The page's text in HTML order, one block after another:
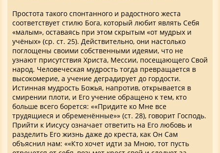
Простота такого спонтанного и радостного жеста
соответствует стилю Бога, который любит являть Себя
«малым», оставаясь при этом скрытым «от мудрых и
учёных» (ср. ст. 25). Действительно, они настолько
поглощены своими собственными идеями, что не
узнают присутствия Христа, Мессии, посещающего Свой
народ. Человеческая мудрость тогда превращается в
высокомерие, а учение деградирует до гордости.
Истинная мудрость Божья, напротив, открывается в
смирении плоти, и Его учение обращено к тем, кто
больше всего борется: ««Придите ко Мне все
трудящиеся и обременённые»» (ст. 28), говорит Господь.
Прийти к Иисусу означает ответить на Его любовь и
разделить Его жизнь даже до креста, как Он Сам
объяснил нам: ««Кто хочет идти за Мною, тот пусть